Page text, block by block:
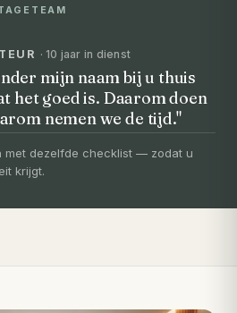
· 10 jaar in dienst
mijn naam bij u thuis
het goed is. Daarom doen
nemen we de tijd."
met dezelfde checklist — zodat u
krijgt.
vernieuwd in